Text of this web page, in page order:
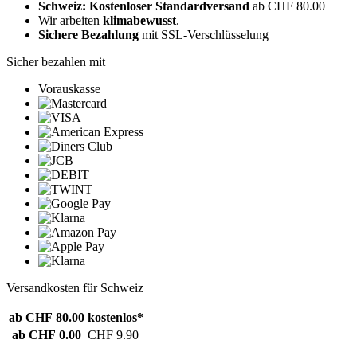
Schweiz: Kostenloser Standardversand ab CHF 80.00
Wir arbeiten klimabewusst.
Sichere Bezahlung mit SSL-Verschlüsselung
Sicher bezahlen mit
Vorauskasse
Versandkosten für Schweiz
ab CHF 80.00 kostenlos*
ab CHF 0.00 CHF 9.90